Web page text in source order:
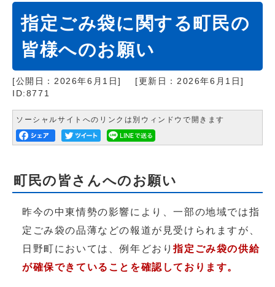
指定ごみ袋に関する町民の
皆様へのお願い
[公開日： 2026年6月1日] [更新日： 2026年6月1日]
ID:8771
ソーシャルサイトへのリンクは別ウィンドウで開きます
町民の皆さんへのお願い
昨今の中東情勢の影響により、一部の地域では指
定ごみ袋の品薄などの報道が見受けられますが、
日野町においては、例年どおり指定ごみ袋の供給
が確保できていることを確認しております。